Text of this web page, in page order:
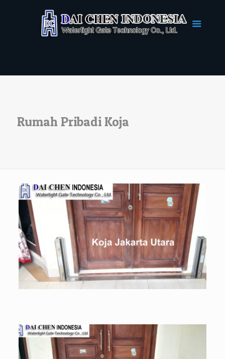
Rumah Pribadi Koja